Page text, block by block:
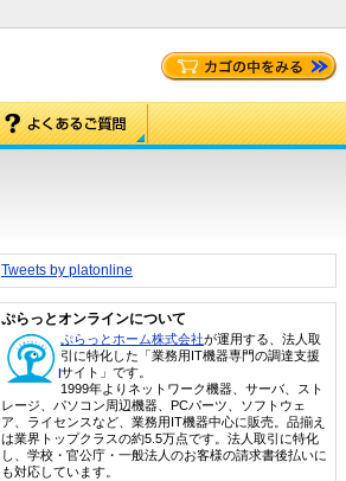
Tweets by platonline
ぷらっとオンラインについて
ぷらっとホーム株式会社が運用する、法人取
引に特化した「業務用IT機器専門の調達支援
サイト」です。
1999年よりネットワーク機器、サーバ、スト
レージ、パソコン周辺機器、PCパーツ、ソフトウェ
ア、ライセンスなど、業務用IT機器中心に販売。品揃え
は業界トップクラスの約5.5万点です。法人取引に特化
し、学校・官公庁・一般法人のお客様の請求書後払いに
も対応しています。